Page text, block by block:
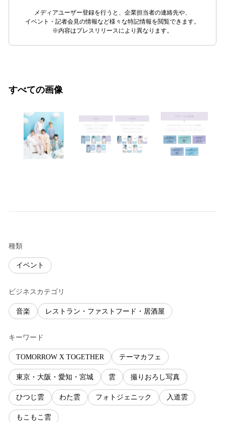
メディアユーザー登録を行うと、企業担当者の連絡先や、
イベント・記者会見の情報など様々な特記情報を閲覧できます。
※内容はプレスリリースにより異なります。
すべての画像
種類
イベント
ビジネスカテゴリ
音楽 レストラン・ファストフード・居酒屋
キーワード
TOMORROW X TOGETHER テーマカフェ
東京・大阪・愛知・宮城 雲 撮りおろし写真
ひつじ雲 わた雲 フォトジェニック 入道雲
もこもこ雲